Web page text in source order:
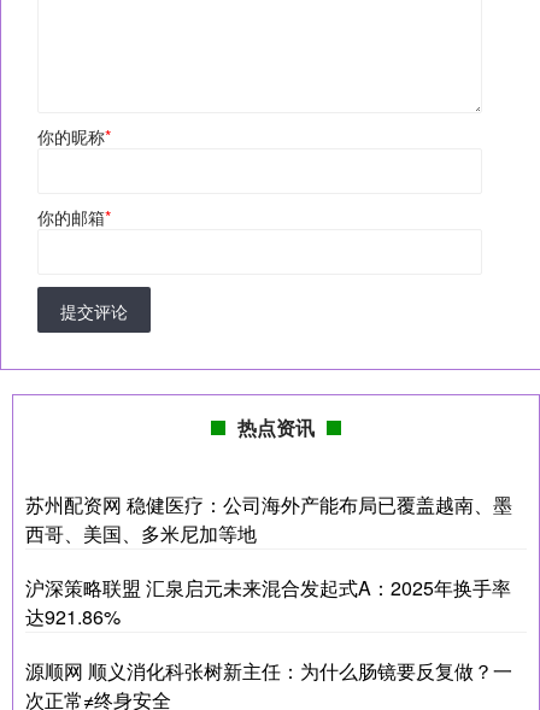
你的昵称*
你的邮箱*
提交评论
热点资讯
苏州配资网 稳健医疗：公司海外产能布局已覆盖越南、墨
西哥、美国、多米尼加等地
沪深策略联盟 汇泉启元未来混合发起式A：2025年换手率
达921.86%
源顺网 顺义消化科张树新主任：为什么肠镜要反复做？一
次正常≠终身安全